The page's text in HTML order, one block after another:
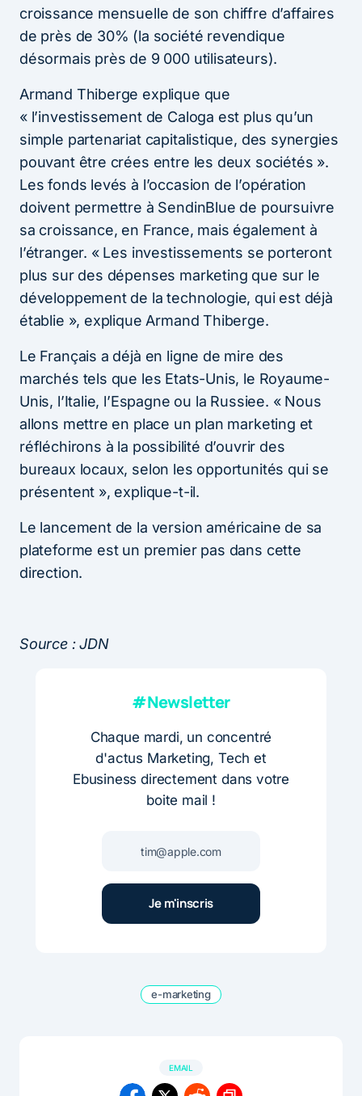
croissance mensuelle de son chiffre d’affaires
de près de 30% (la société revendique
désormais près de 9 000 utilisateurs).
Armand Thiberge explique que
« l’investissement de Caloga est plus qu’un
simple partenariat capitalistique, des synergies
pouvant être crées entre les deux sociétés ».
Les fonds levés à l’occasion de l’opération
doivent permettre à SendinBlue de poursuivre
sa croissance, en France, mais également à
l’étranger. « Les investissements se porteront
plus sur des dépenses marketing que sur le
développement de la technologie, qui est déjà
établie », explique Armand Thiberge.
Le Français a déjà en ligne de mire des
marchés tels que les Etats-Unis, le Royaume-
Unis, l’Italie, l’Espagne ou la Russiee. « Nous
allons mettre en place un plan marketing et
réfléchirons à la possibilité d’ouvrir des
bureaux locaux, selon les opportunités qui se
présentent », explique-t-il.
Le lancement de la version américaine de sa
plateforme est un premier pas dans cette
direction.
Source : JDN
#Newsletter
Chaque mardi, un concentré
d'actus Marketing, Tech et
Ebusiness directement dans votre
boite mail !
e-marketing
EMAIL